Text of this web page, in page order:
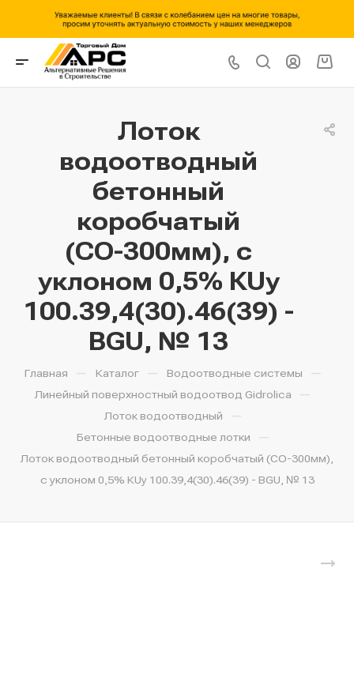
Лоток
водоотводный
бетонный
коробчатый
(СО-300мм), с
уклоном 0,5% КUу
100.39,4(30).46(39) -
BGU, № 13
Главная — Каталог — Водоотводные системы —
Линейный поверхностный водоотвод Gidrolica —
Лоток водоотводный —
Бетонные водоотводные лотки —
Лоток водоотводный бетонный коробчатый (СО-300мм),
с уклоном 0,5% КUу 100.39,4(30).46(39) - BGU, № 13